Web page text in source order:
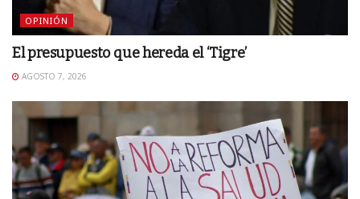
OPINIÓN
El presupuesto que hereda el ‘Tigre’
AGOSTO 7, 2026